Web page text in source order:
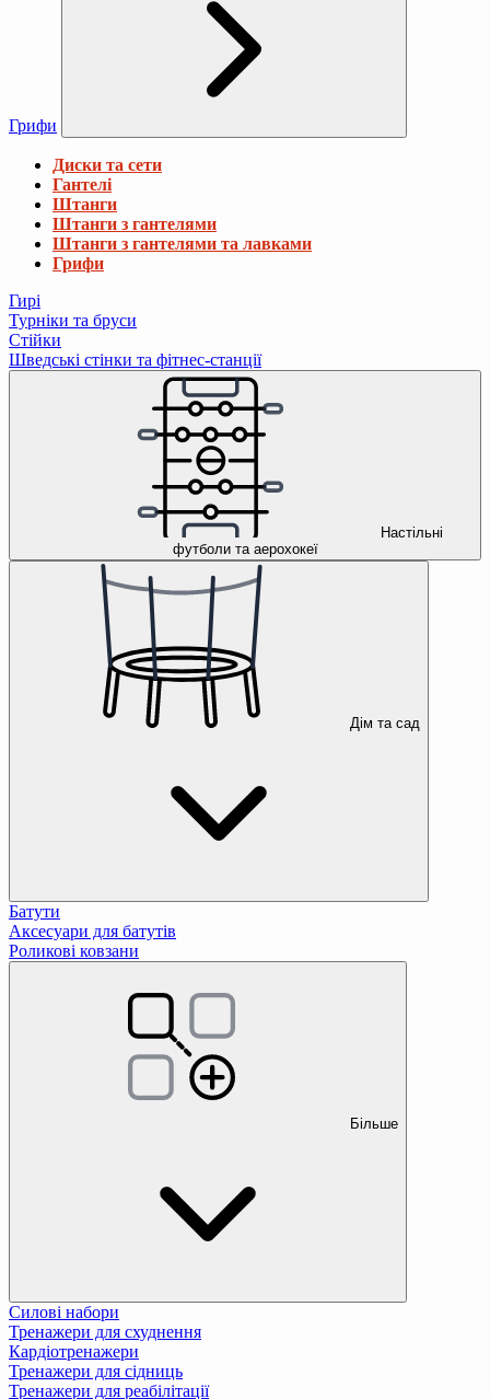
Грифи
Диски та сети
Гантелі
Штанги
Штанги з гантелями
Штанги з гантелями та лавками
Грифи
Гирі
Турніки та бруси
Стійки
Шведські стінки та фітнес-станції
Настільні
футболи та аерохокеї
Дім та сад
Батути
Аксесуари для батутів
Роликові ковзани
Більше
Силові набори
Тренажери для схуднення
Кардіотренажери
Тренажери для сідниць
Тренажери для реабілітації